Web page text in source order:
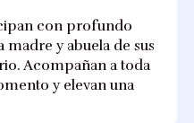
con profundo
y abuela de sus
Acompañan a toda
y elevan una